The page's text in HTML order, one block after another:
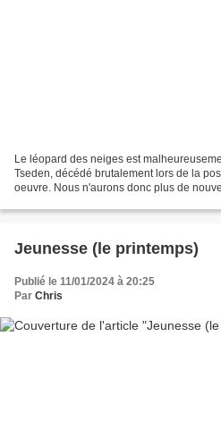
Le léopard des neiges est
Tseden, décédé brutalement lors de la
oeuvre. Nous n'aurons donc plus de
Jeunesse (le printemps)
Publié le 11/01/2024 à 20:25
Par Chris